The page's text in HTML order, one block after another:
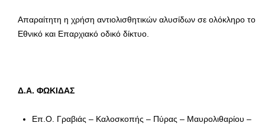
Απαραίτητη η χρήση αντιολισθητικών αλυσίδων σε ολόκληρο το
Εθνικό και Επαρχιακό οδικό δίκτυο.
Δ.Α. ΦΩΚΙΔΑΣ
Επ.Ο. Γραβιάς – Καλοσκοπής – Πύρας – Μαυρολιθαρίου –